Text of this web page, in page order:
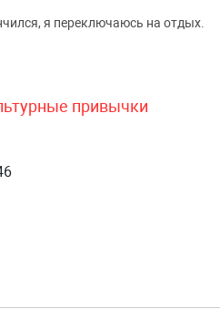
я переключаюсь на отдых.
привычки